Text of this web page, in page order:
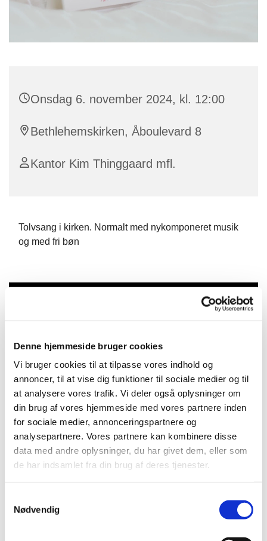
Denne hjemmeside bruger cookies
Vi bruger cookies til at tilpasse vores indhold og
annoncer, til at vise dig funktioner til sociale medier og til
at analysere vores trafik. Vi deler også oplysninger om
din brug af vores hjemmeside med vores partnere inden
for sociale medier, annonceringspartnere og
analysepartnere. Vores partnere kan kombinere disse
data med andre oplysninger, du har givet dem, eller som
de har indsamlet fra din brug af deres tjenester.
Nødvendig
Onsdag 6. november 2024, kl. 12:00
Bethlehemskirken, Åboulevard 8
Kantor Kim Thinggaard mfl.
Tolvsang i kirken. Normalt med nykomponeret musik
og med fri bøn
Du vil måske også kunne lide...